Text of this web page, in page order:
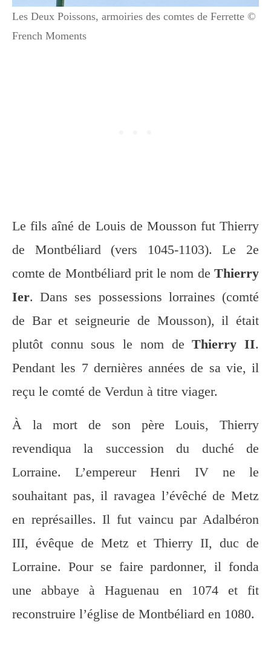
Les Deux Poissons, armoiries des comtes de Ferrette ©
French Moments
Le fils aîné de Louis de Mousson fut Thierry
de Montbéliard (vers 1045-1103). Le 2e
comte de Montbéliard prit le nom de Thierry
Ier. Dans ses possessions lorraines (comté
de Bar et seigneurie de Mousson), il était
plutôt connu sous le nom deThierry II.
Pendant les 7 dernières années de sa vie, il
reçu le comté de Verdun à titre viager.
À la mort de son père Louis, Thierry
revendiqua la succession du duché de
Lorraine. L’empereur Henri IV ne le
souhaitant pas, il ravagea l’évêché de Metz
en représailles. Il fut vaincu par Adalbéron
III, évêque de Metz et Thierry II, duc de
Lorraine. Pour se faire pardonner, il fonda
une abbaye à Haguenau en 1074 et fit
reconstruire l’église de Montbéliard en 1080.